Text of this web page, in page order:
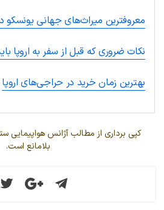
معروفترین میراث‌های جهانی یونسکو
نکات ضروری که قبل از سفر به اروپا
بهترین زمان خرید در حراجی‌های اروپا
کپی برداری از مطالب آژانس هواپیمایی
بلامانع است.